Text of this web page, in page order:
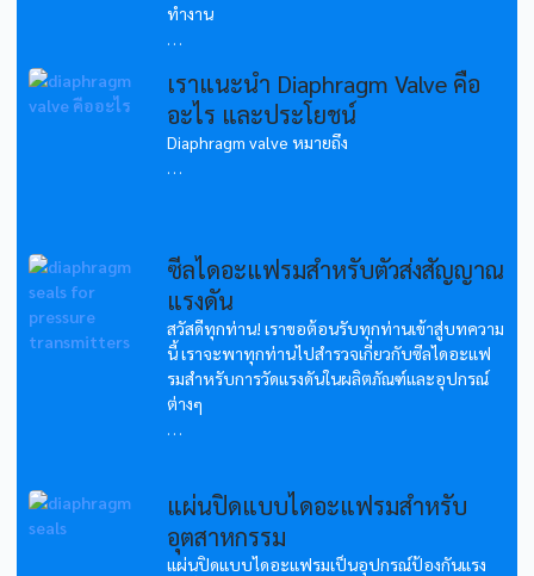
ทำงาน
...
เราแนะนำ Diaphragm Valve คือ
อะไร และประโยชน์
Diaphragm valve หมายถึง
...
ซีลไดอะแฟรมสำหรับตัวส่งสัญญาณ
แรงดัน
สวัสดีทุกท่าน! เราขอต้อนรับทุกท่านเข้าสู่บทความ
นี้ เราจะพาทุกท่านไปสำรวจเกี่ยวกับซีลไดอะแฟ
รมสำหรับการวัดแรงดันในผลิตภัณฑ์และอุปกรณ์
ต่างๆ
...
แผ่นปิดแบบไดอะแฟรมสำหรับ
อุตสาหกรรม
แผ่นปิดแบบไดอะแฟรมเป็นอุปกรณ์ป้องกันแรง